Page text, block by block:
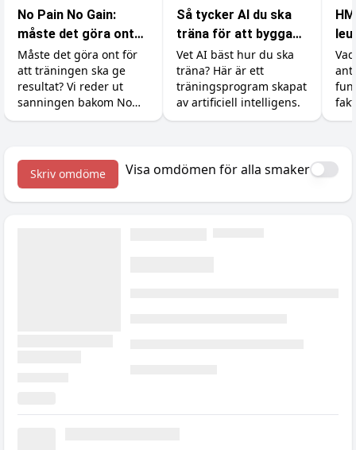
No Pain No Gain:
måste det göra ont
för att bygga
muskler?
Måste det göra ont för
att träningen ska ge
resultat? Vi reder ut
sanningen bakom No
Pain No Gain, vad
maxar återhämtningen.
Så tycker AI du ska
träna för att bygga
muskler
Vet AI bäst hur du ska
träna? Här är ett
träningsprogram skapat
av artificiell intelligens.
Skriv omdöme
Visa omdömen för alla smaker